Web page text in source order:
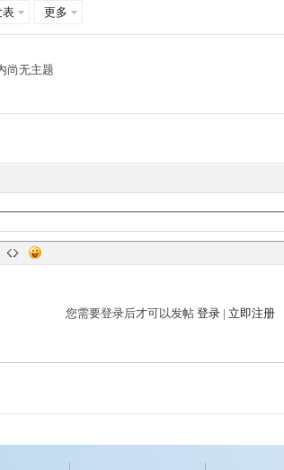
表 更多
尚无主题
您需要登录后才可以发帖 登录 | 立即注册